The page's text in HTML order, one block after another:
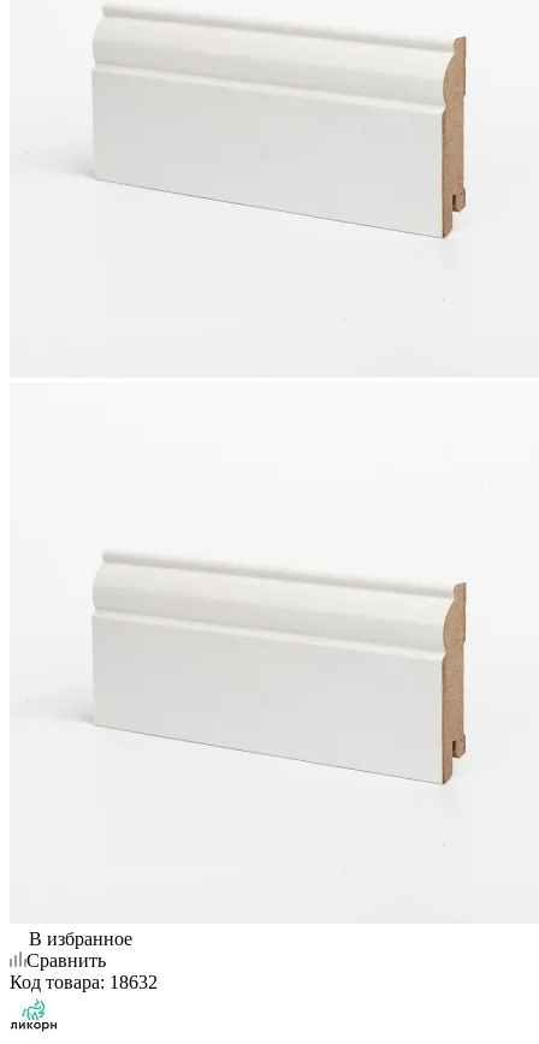
В избранное
Сравнить
Код товара: 18632